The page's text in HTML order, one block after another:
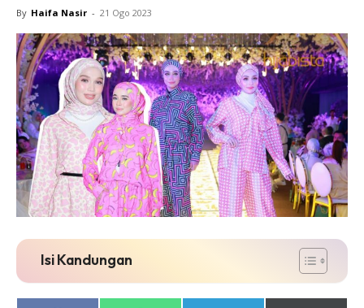
By Haifa Nasir - 21 Ogo 2023
Isi Kandungan